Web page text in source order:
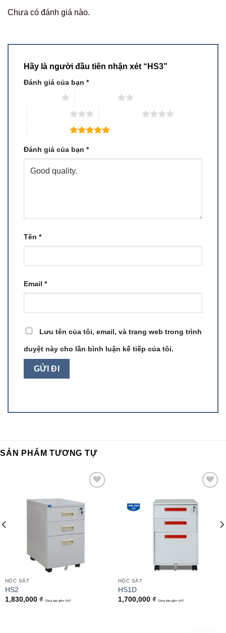
Chưa có đánh giá nào.
Hãy là người đầu tiên nhận xét “HS3”
Đánh giá của bạn *
Đánh giá của bạn *
Tên *
Email *
Lưu tên của tôi, email, và trang web trong trình
duyệt này cho lần bình luận kế tiếp của tôi.
SẢN PHẨM TƯƠNG TỰ
wishlist
HỘC SẮT
HS2
1,830,000 ₫ Chưa bao gồm VAT
wishlist
HỘC SẮT
HS1D
1,700,000 ₫ Chưa bao gồm VAT